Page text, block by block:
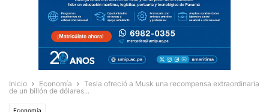
Inicio Economía
Tesla ofreció a Musk una recompensa extraordinaria
de un billón de dólares...
Economía